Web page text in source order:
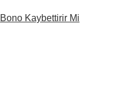
Bono Kaybettirir Mi